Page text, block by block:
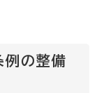
例の整備